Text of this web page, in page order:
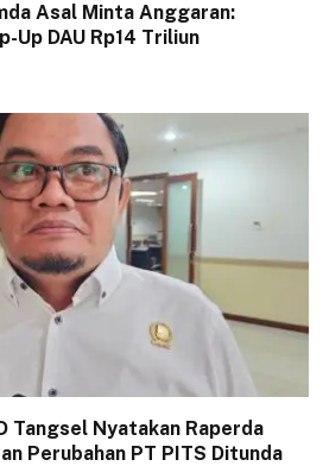
Asal Minta Anggaran:
Up DAU Rp14 Triliun
Tangsel Nyatakan Raperda
Perubahan PT PITS Ditunda